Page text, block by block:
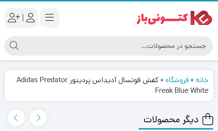
|
خانه »فروشگاه »
کفش فوتسال آدیداس پردیتور Adidas Predator
Freak Blue White
دیگر محصولات